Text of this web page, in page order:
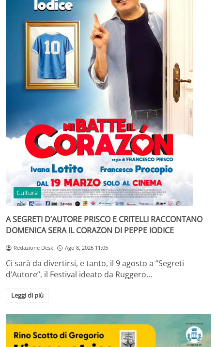
Cultura
A SEGRETI D’AUTORE PRISCO E CRITELLI RACCONTANO
DOMENICA SERA IL CORAZON DI PEPPE IODICE
Redazione Desk Ago 8, 2026 11:05
Ci sarà da divertirsi, e tanto, il 9 agosto a “Segreti
d’Autore”, il Festival ideato da Ruggero…
Leggi di più